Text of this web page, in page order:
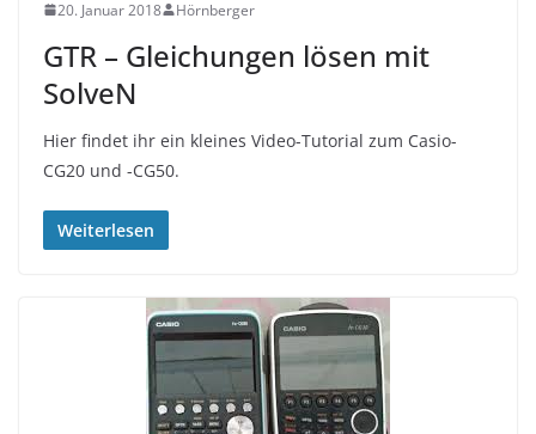
20. Januar 2018 Hörnberger
GTR – Gleichungen lösen mit
SolveN
Hier findet ihr ein kleines Video-Tutorial zum Casio-
CG20 und -CG50.
Weiterlesen